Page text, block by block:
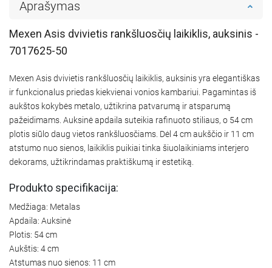
Aprašymas
Mexen Asis dvivietis rankšluosčių laikiklis, auksinis -
7017625-50
Mexen Asis dvivietis rankšluosčių laikiklis, auksinis yra elegantiškas
ir funkcionalus priedas kiekvienai vonios kambariui. Pagamintas iš
aukštos kokybės metalo, užtikrina patvarumą ir atsparumą
pažeidimams. Auksinė apdaila suteikia rafinuoto stiliaus, o 54 cm
plotis siūlo daug vietos rankšluosčiams. Dėl 4 cm aukščio ir 11 cm
atstumo nuo sienos, laikiklis puikiai tinka šiuolaikiniams interjero
dekorams, užtikrindamas praktiškumą ir estetiką.
Produkto specifikacija:
Medžiaga: Metalas
Apdaila: Auksinė
Plotis: 54 cm
Aukštis: 4 cm
Atstumas nuo sienos: 11 cm